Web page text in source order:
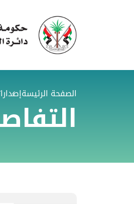
الصفحة الرئيسة